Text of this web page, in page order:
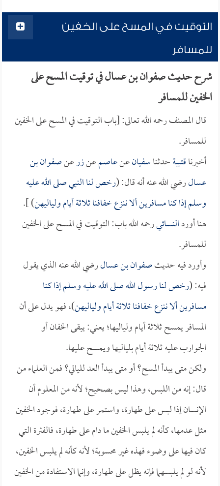
التوقيت في المسح على الخفين
للمسافر
شرح حديث صفوان بن عسال في توقيت المسح على
الخفين للمسافر
قال المصنف رحمه الله تعالى: [باب التوقيت في المسح على الخفين
للمسافر.
أخبرناقتيبةحدثناسفيانعنعاصمعنزرعنصفوان بن
عسالرضي الله عنه أنه قال: (رخص لنا النبي صلى الله عليه
وسلم إذا كنا مسافرين ألا ننزع خفافنا ثلاثة أيام ولياليهن) ].
هنا أوردالنسائيرحمه الله باب: التوقيت في المسح على الخفين
للمسافر.
وأورد فيه حديثصفوان بن عسالرضي الله عنه الذي يقول
فيه: (رخص لنا رسول الله صلى الله عليه وسلم إذا كنا
مسافرين ألا ننزع خفافنا ثلاثة أيام ولياليهن)، فهو يدل على أن
المسافر يمسح ثلاثة أيام ولياليها؛ يعني: يبقى الخفان أو
الجوارب عليه ثلاثة أيام بلياليها ويمسح عليها.
ولكن متى يبدأ المسح؟ أو متى يبدأ العد لليالي؟ فمن العلماء من
قال: إنه من اللبس، وهذا ليس بصحيح؛ لأنه من المعلوم أن
الإنسان إذا لبس على طهارة، واستمر على طهارة، فوجود الخفين
مثل عدمها، كأنه لم يلبس الخفين ما دام على طهارة، فالفترة التي
كان فيها على وضوء فهذه غير محسوبة؛ لأنه كأنه لم يلبس الخفين،
لأنه لو لم يلبسهما فإنه يظل على طهارة، وإنما الاستفادة من الخفين